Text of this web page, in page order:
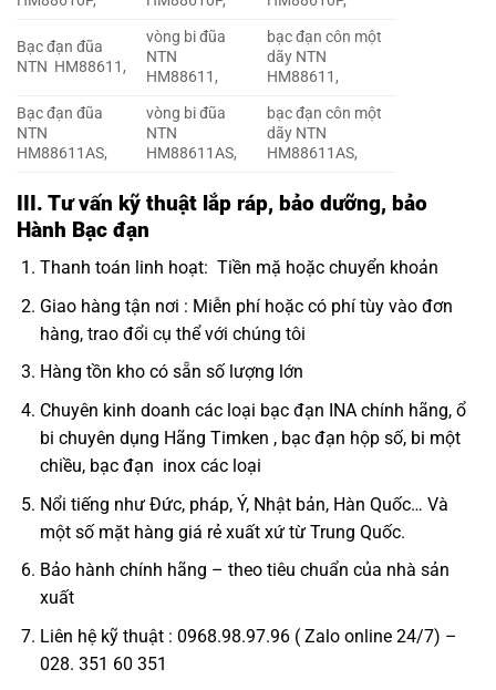
Bạc đạn đũa
NTN HM88611,
vòng bi đũa
NTN
HM88611,
bạc đạn côn một
dãy NTN
HM88611,
Bạc đạn đũa
NTN
HM88611AS,
vòng bi đũa
NTN
HM88611AS,
bạc đạn côn một
dãy NTN
HM88611AS,
III. Tư vấn kỹ thuật lắp ráp, bảo dưỡng, bảo
Hành Bạc đạn
Thanh toán linh hoạt: Tiền mặ hoặc chuyển khoản
Giao hàng tận nơi : Miễn phí hoặc có phí tùy vào đơn
hàng, trao đổi cụ thể với chúng tôi
Hàng tồn kho có sẵn số lượng lớn
Chuyên kinh doanh các loại bạc đạn INA chính hãng, ổ
bi chuyên dụng Hãng Timken , bạc đạn hộp số, bi một
chiều, bạc đạn inox các loại
Nổi tiếng như Đức, pháp, Ý, Nhật bản, Hàn Quốc… Và
một số mặt hàng giá rẻ xuất xứ từ Trung Quốc.
Bảo hành chính hãng – theo tiêu chuẩn của nhà sản
xuất
Liên hệ kỹ thuật : 0968.98.97.96 ( Zalo online 24/7) –
028. 351 60 351